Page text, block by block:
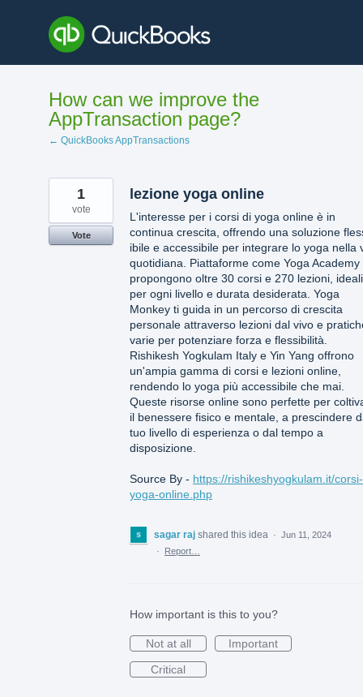
content
How can we improve the
AppTransaction page?
← QuickBooks AppTransactions
lezione yoga online
L'interesse per i corsi di yoga online è in
continua crescita, offrendo una soluzione
ibile e accessibile per integrare lo yoga nella
quotidiana. Piattaforme come Yoga Academy
propongono oltre 30 corsi e 270 lezioni, ideali
per ogni livello e durata desiderata. Yoga
Monkey ti guida in un percorso di crescita
personale attraverso lezioni dal vivo e
varie per potenziare forza e flessibilità.
Rishikesh Yogkulam Italy e Yin Yang offrono
un'ampia gamma di corsi e lezioni online,
rendendo lo yoga più accessibile che mai.
Queste risorse online sono perfette per
il benessere fisico e mentale, a prescindere
tuo livello di esperienza o dal tempo a
disposizione.
Source By - https://rishikeshyogkulam.it/
yoga-online.php
1
vote
Vote
sagar raj shared this idea · Jun 11, 2024
·
Report…
How important is this to you?
Not at all
Important
Critical